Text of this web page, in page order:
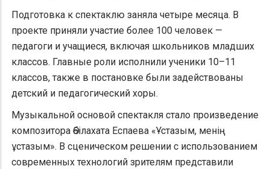
Подготовка к спектаклю заняла четыре месяца. В
проекте приняли участие более 100 человек —
педагоги и учащиеся, включая школьников младших
классов. Главные роли исполнили ученики 10–11
классов, также в постановке были задействованы
детский и педагогический хоры.
Музыкальной основой спектакля стало произведение
композитора Әбілахата Еспаева «Ұстазым, менің
ұстазым». В сценическом решении с использованием
современных технологий зрителям представили